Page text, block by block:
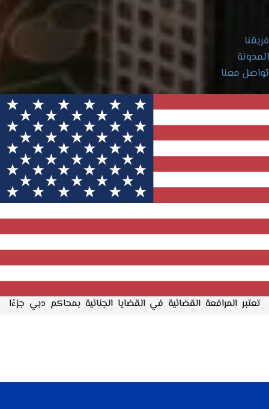
فريقنا
المدونة
تواصل معنا
تعتبر المرافعة القضائية في القضايا الجنائية بمحاكم دبي جزءًا
في محاكم دبي، يتم النظر في العديد من القضايا الجنائية التي